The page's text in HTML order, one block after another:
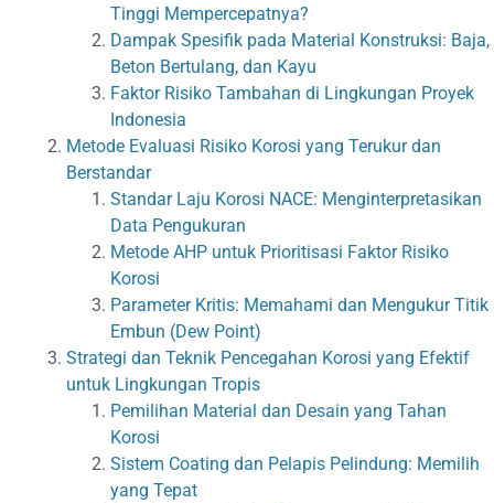
Tinggi Mempercepatnya?
Dampak Spesifik pada Material Konstruksi: Baja,
Beton Bertulang, dan Kayu
Faktor Risiko Tambahan di Lingkungan Proyek
Indonesia
Metode Evaluasi Risiko Korosi yang Terukur dan
Berstandar
Standar Laju Korosi NACE: Menginterpretasikan
Data Pengukuran
Metode AHP untuk Prioritisasi Faktor Risiko
Korosi
Parameter Kritis: Memahami dan Mengukur Titik
Embun (Dew Point)
Strategi dan Teknik Pencegahan Korosi yang Efektif
untuk Lingkungan Tropis
Pemilihan Material dan Desain yang Tahan
Korosi
Sistem Coating dan Pelapis Pelindung: Memilih
yang Tepat